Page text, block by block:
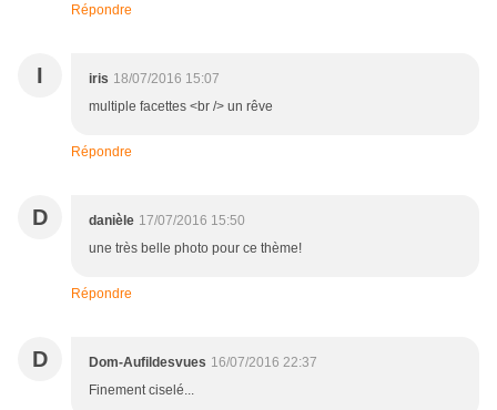
Répondre
I iris 18/07/2016 15:07
multiple facettes <br /> un rêve
Répondre
D danièle 17/07/2016 15:50
une très belle photo pour ce thème!
Répondre
D Dom-Aufildesvues 16/07/2016 22:37
Finement ciselé...